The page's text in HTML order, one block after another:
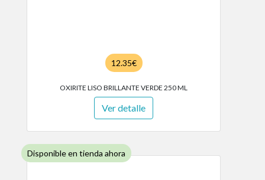
12.35€
OXIRITE LISO BRILLANTE VERDE 250 ML
Ver detalle
Disponible en tienda ahora